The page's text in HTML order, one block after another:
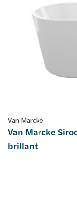
Van Marcke
Van Marcke
brillant